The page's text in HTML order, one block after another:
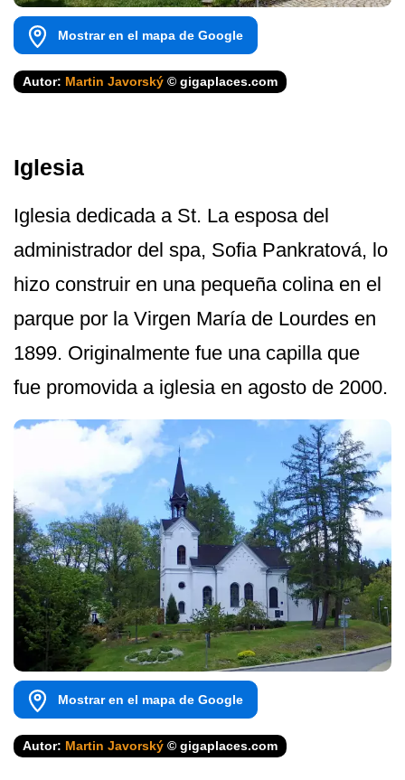
Mostrar en el mapa de Google
Autor: Martin Javorský © gigaplaces.com
Iglesia
Iglesia dedicada a St. La esposa del
administrador del spa, Sofia Pankratová, lo
hizo construir en una pequeña colina en el
parque por la Virgen María de Lourdes en
1899. Originalmente fue una capilla que
fue promovida a iglesia en agosto de 2000.
Mostrar en el mapa de Google
Autor: Martin Javorský © gigaplaces.com